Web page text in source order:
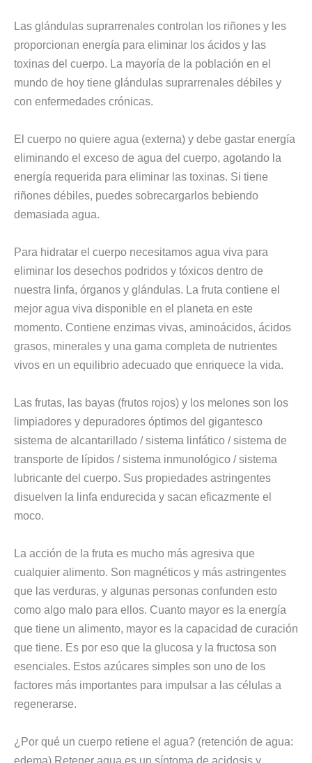
Las glándulas suprarrenales controlan los riñones y les
proporcionan energía para eliminar los ácidos y las
toxinas del cuerpo. La mayoría de la población en el
mundo de hoy tiene glándulas suprarrenales débiles y
con enfermedades crónicas.
El cuerpo no quiere agua (externa) y debe gastar energía
eliminando el exceso de agua del cuerpo, agotando la
energía requerida para eliminar las toxinas. Si tiene
riñones débiles, puedes sobrecargarlos bebiendo
demasiada agua.
Para hidratar el cuerpo necesitamos agua viva para
eliminar los desechos podridos y tóxicos dentro de
nuestra linfa, órganos y glándulas. La fruta contiene el
mejor agua viva disponible en el planeta en este
momento. Contiene enzimas vivas, aminoácidos, ácidos
grasos, minerales y una gama completa de nutrientes
vivos en un equilibrio adecuado que enriquece la vida.
Las frutas, las bayas (frutos rojos) y los melones son los
limpiadores y depuradores óptimos del gigantesco
sistema de alcantarillado / sistema linfático / sistema de
transporte de lípidos / sistema inmunológico / sistema
lubricante del cuerpo. Sus propiedades astringentes
disuelven la linfa endurecida y sacan eficazmente el
moco.
La acción de la fruta es mucho más agresiva que
cualquier alimento. Son magnéticos y más astringentes
que las verduras, y algunas personas confunden esto
como algo malo para ellos. Cuanto mayor es la energía
que tiene un alimento, mayor es la capacidad de curación
que tiene. Es por eso que la glucosa y la fructosa son
esenciales. Estos azúcares simples son uno de los
factores más importantes para impulsar a las células a
regenerarse.
¿Por qué un cuerpo retiene el agua? (retención de agua:
edema) Retener agua es un síntoma de acidosis y